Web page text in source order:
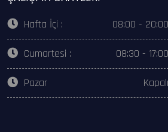
Hafta İçi : 08:00 - 20:00
Cumartesi : 08:30 - 17:00
Pazar Kapalı